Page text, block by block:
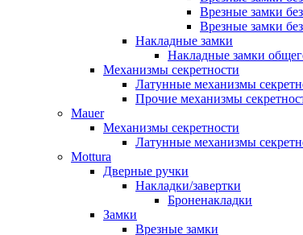
Врезные замки
Врезные замки
Накладные замки
Накладные замки
Механизмы секретности
Латунные механизмы
Прочие механизмы
Mauer
Механизмы секретности
Латунные механизмы
Mottura
Дверные ручки
Накладки/завертки
Броненакладки
Замки
Врезные замки